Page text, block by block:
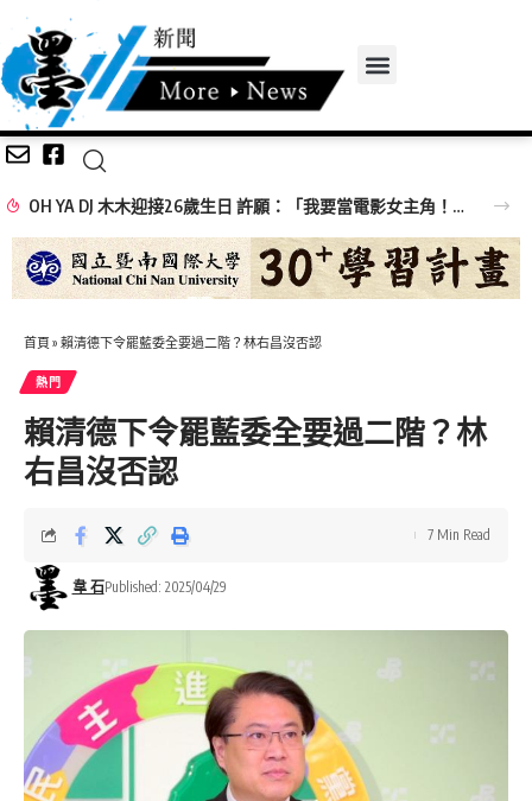
OH YA DJ 木木迎接26歲生日 許願：「我要當電影女主角！」
首頁 » 賴清德下令罷藍委全要過二階？林右昌沒否認
熱門
賴清德下令罷藍委全要過二階？林
右昌沒否認
韋 石Published: 2025/04/29
7 Min Read